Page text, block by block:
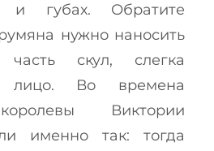
и губах. Обратите
нужно наносить
скул, слегка
лицо. Во времена
Виктории
именно так: тогда